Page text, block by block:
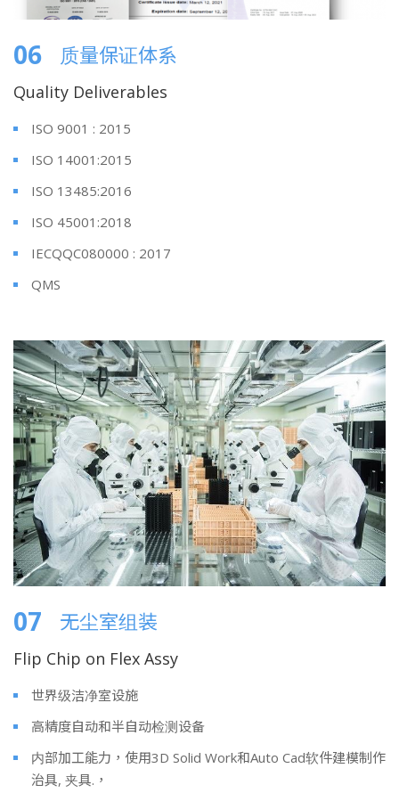
06 质量保证体系
Quality Deliverables
ISO 9001 : 2015
ISO 14001:2015
ISO 13485:2016
ISO 45001:2018
IECQQC080000 : 2017
QMS
07 无尘室组装
Flip Chip on Flex Assy
世界级洁净室设施
高精度自动和半自动检测设备
内部加工能力，使用3D Solid Work和Auto Cad软件建模制作
治具, 夹具.，